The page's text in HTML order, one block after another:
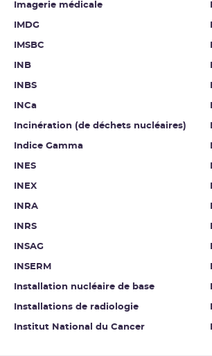
Imagerie médicale
IMDG
IMSBC
INB
INBS
INCa
Incinération (de déchets nucléaires)
Indice Gamma
INES
INEX
INRA
INRS
INSAG
INSERM
Installation nucléaire de base
Installations de radiologie
Institut National du Cancer